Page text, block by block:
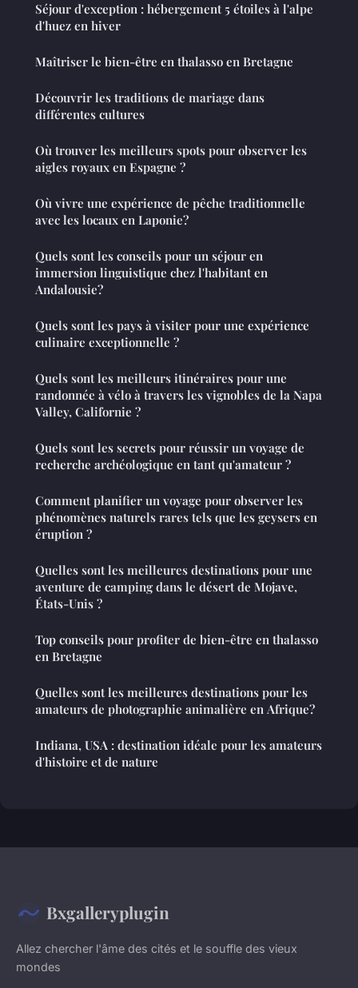
Séjour d'exception : hébergement 5 étoiles à l'alpe
d'huez en hiver
Maîtriser le bien-être en thalasso en Bretagne
Découvrir les traditions de mariage dans
différentes cultures
Où trouver les meilleurs spots pour observer les
aigles royaux en Espagne ?
Où vivre une expérience de pêche traditionnelle
avec les locaux en Laponie?
Quels sont les conseils pour un séjour en
immersion linguistique chez l'habitant en
Andalousie?
Quels sont les pays à visiter pour une expérience
culinaire exceptionnelle ?
Quels sont les meilleurs itinéraires pour une
randonnée à vélo à travers les vignobles de la Napa
Valley, Californie ?
Quels sont les secrets pour réussir un voyage de
recherche archéologique en tant qu'amateur ?
Comment planifier un voyage pour observer les
phénomènes naturels rares tels que les geysers en
éruption ?
Quelles sont les meilleures destinations pour une
aventure de camping dans le désert de Mojave,
États-Unis ?
Top conseils pour profiter de bien-être en thalasso
en Bretagne
Quelles sont les meilleures destinations pour les
amateurs de photographie animalière en Afrique?
Indiana, USA : destination idéale pour les amateurs
d'histoire et de nature
Bxgalleryplugin
Allez chercher l'âme des cités et le souffle des vieux
mondes